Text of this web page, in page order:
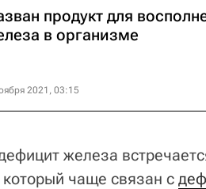
продукт для
в организме
2021, 03:15
железа
чаще связан с